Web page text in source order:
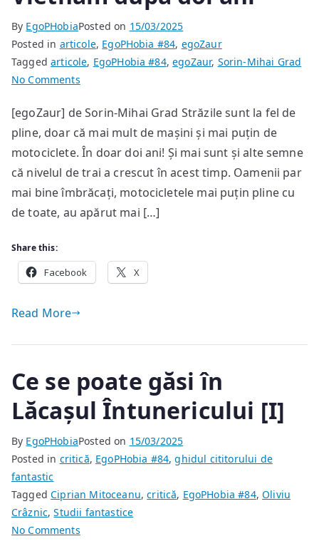
By EgoPHobiaPosted on 15/03/2025
Posted in articole, EgoPHobia #84, egoZaur
Taggedarticole, EgoPHobia #84,egoZaur, Sorin-Mihai Grad
No Commentson
după
doi
ani
[egoZaur] de Sorin-Mihai Grad Străzile sunt la fel de
pline, doar că mai mult de mașini și mai puțin de
motociclete. În doar doi ani! Și mai sunt și alte semne
că nivelul de trai a crescut în acest timp. Oamenii par
mai bine îmbrăcați, motocicletele mai puțin pline cu
de toate, au apărut mai […]
Share this:
Facebook X
Read More
Ce se poate găsi în
Lăcașul Întunericului [I]
By EgoPHobiaPosted on 15/03/2025
Posted in critică, EgoPHobia #84,ghidul cititorului de
fantastic
TaggedCiprian Mitoceanu,critică, EgoPHobia #84,Oliviu
Crâznic,Studii fantastice
No Commentson